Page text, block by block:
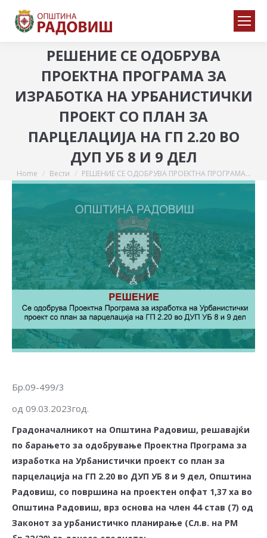
РЕШЕНИЕ СЕ ОДОБРУВА
ПРОЕКТНА ПРОГРАМА ЗА
ИЗРАБОТКА НА УРБАНИСТИЧКИ
ПРОЕКТ СО ПЛАН ЗА
ПАРЦЕЛАЦИЈА НА ГП 2.20 ВО
ДУП УБ 8 И 9 ДЕЛ
You are here:
Home Вести РЕШЕНИЕ СЕ ОДОБРУВА ПРОЕКТНА ПРОГРАМА…
Бр.09-499/3
од 09.03.2023год.
Градоначалникот на Општина Радовиш, решавајќи
по барањето за одобрување Проектна Програма за
изработка на Урбанистички проект со план за
парцелација на ГП 2.20 во ДУП УБ 8 и 9 дел, Општина
Радовиш, со површина на проектен опфат 1,37 ха во
Општина Радовиш, врз основа на член 44 став (7) од
Законот за урбанистичко планирање (Сл.в. на РМ